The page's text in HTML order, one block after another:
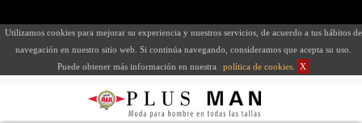
Utilizamos cookies para mejorar su experiencia y nuestros servicios, de acuerdo a tus hábitos de
navegación en nuestro sitio web. Si continúa navegando, consideramos que acepta su uso.
Puede obtener más información en nuestra
política de cookies X